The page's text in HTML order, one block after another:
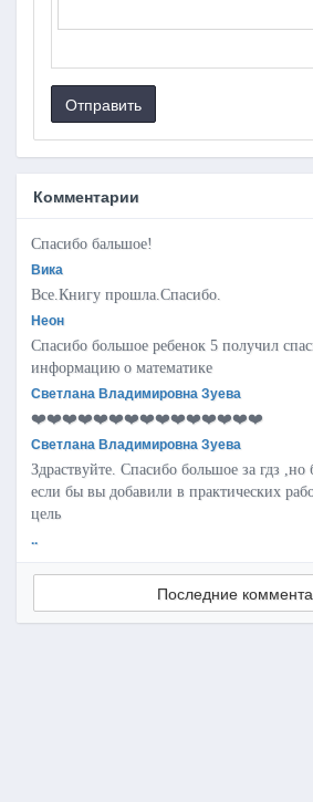
Отправить
Комментарии
Спасибо бальшое!
Вика
Все.Книгу прошла.Спасибо.
Неон
Спасибо большое ребенок 5 получил
информацию о математике
Светлана Владимировна Зуева
❤️❤️❤️❤️❤️❤️❤️❤️❤️❤️❤️❤️❤️❤️❤️
Светлана Владимировна Зуева
Здраствуйте. Спасибо большое за гдз
если бы вы добавили в практических
цель
..
Последние